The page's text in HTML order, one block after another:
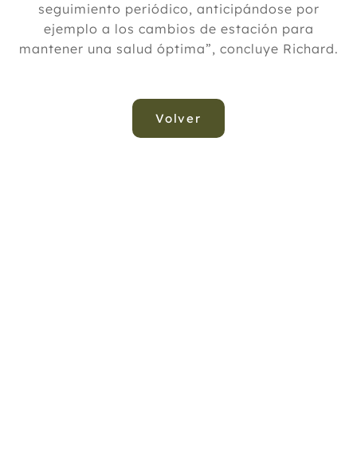
seguimiento periódico, anticipándose por
ejemplo a los cambios de estación para
mantener una salud óptima”, concluye Richard.
Volver